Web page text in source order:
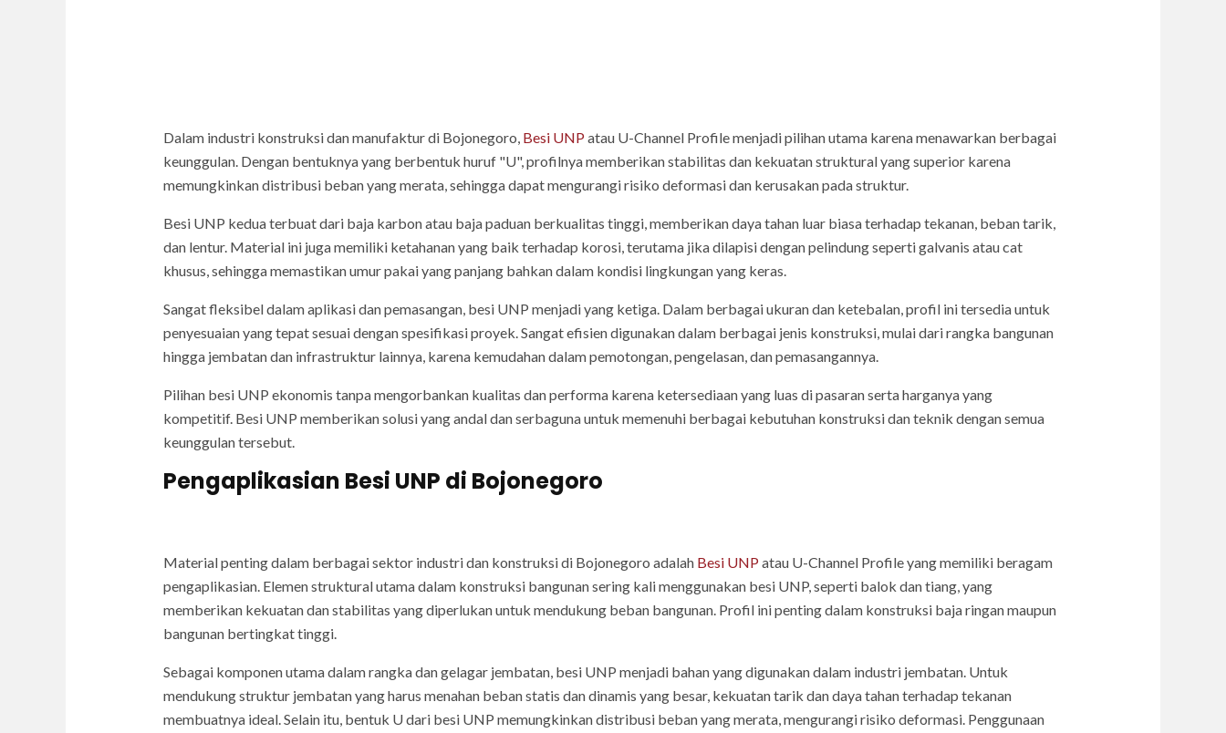
Dalam industri konstruksi dan manufaktur di Bojonegoro, Besi UNP atau U-Channel Profile menjadi pilihan utama karena menawarkan berbagai
keunggulan. Dengan bentuknya yang berbentuk huruf "U", profilnya memberikan stabilitas dan kekuatan struktural yang superior karena
memungkinkan distribusi beban yang merata, sehingga dapat mengurangi risiko deformasi dan kerusakan pada struktur.
Besi UNP kedua terbuat dari baja karbon atau baja paduan berkualitas tinggi, memberikan daya tahan luar biasa terhadap tekanan, beban tarik,
dan lentur. Material ini juga memiliki ketahanan yang baik terhadap korosi, terutama jika dilapisi dengan pelindung seperti galvanis atau cat
khusus, sehingga memastikan umur pakai yang panjang bahkan dalam kondisi lingkungan yang keras.
Sangat fleksibel dalam aplikasi dan pemasangan, besi UNP menjadi yang ketiga. Dalam berbagai ukuran dan ketebalan, profil ini tersedia untuk
penyesuaian yang tepat sesuai dengan spesifikasi proyek. Sangat efisien digunakan dalam berbagai jenis konstruksi, mulai dari rangka bangunan
hingga jembatan dan infrastruktur lainnya, karena kemudahan dalam pemotongan, pengelasan, dan pemasangannya.
Pilihan besi UNP ekonomis tanpa mengorbankan kualitas dan performa karena ketersediaan yang luas di pasaran serta harganya yang
kompetitif. Besi UNP memberikan solusi yang andal dan serbaguna untuk memenuhi berbagai kebutuhan konstruksi dan teknik dengan semua
keunggulan tersebut.
Pengaplikasian Besi UNP di Bojonegoro
Material penting dalam berbagai sektor industri dan konstruksi di Bojonegoro adalah Besi UNP atau U-Channel Profile yang memiliki beragam
pengaplikasian. Elemen struktural utama dalam konstruksi bangunan sering kali menggunakan besi UNP, seperti balok dan tiang, yang
memberikan kekuatan dan stabilitas yang diperlukan untuk mendukung beban bangunan. Profil ini penting dalam konstruksi baja ringan maupun
bangunan bertingkat tinggi.
Sebagai komponen utama dalam rangka dan gelagar jembatan, besi UNP menjadi bahan yang digunakan dalam industri jembatan. Untuk
mendukung struktur jembatan yang harus menahan beban statis dan dinamis yang besar, kekuatan tarik dan daya tahan terhadap tekanan
membuatnya ideal. Selain itu, bentuk U dari besi UNP memungkinkan distribusi beban yang merata, mengurangi risiko deformasi. Penggunaan